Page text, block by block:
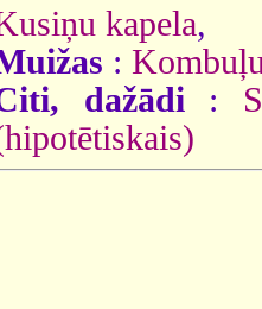
kapela,
:
dažādi :